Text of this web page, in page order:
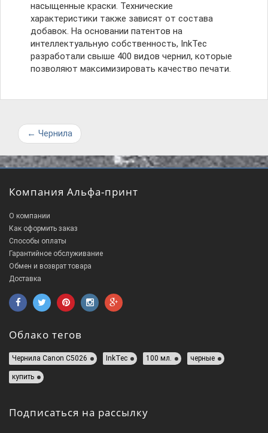
насыщенные краски. Технические
характеристики также зависят от состава
добавок. На основании патентов на
интеллектуальную собственность, InkTec
разработали свыше 400 видов чернил, которые
позволяют максимизировать качество печати.
← Чернила
Компания Альфа-принт
О компании
Как оформить заказ
Способы оплаты
Гарантийное обслуживание
Обмен и возврат товара
Доставка
Облако тегов
Чернила Canon C5026 InkTec 100 мл. черные
купить
Подписаться на рассылку